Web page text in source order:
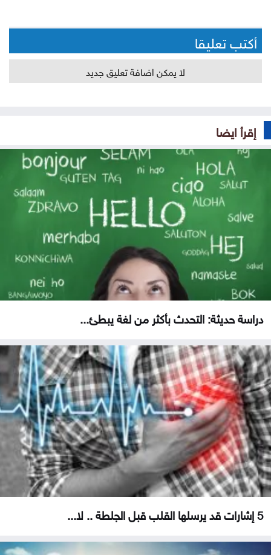
أكتب تعليقا
لا يمكن اضافة تعليق جديد
إقرأ ايضا
دراسة حديثة: التحدث بأكثر من لغة يبطئ...
5 إشارات قد يرسلها القلب قبل الجلطة .. لا...